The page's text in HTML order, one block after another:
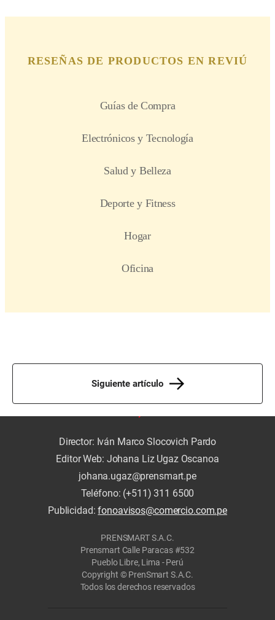
Siguiente artículo
Director: Iván Marco Slocovich Pardo
Editor Web: Johana Liz Ugaz Oscanoa
johana.ugaz@prensmart.pe
Teléfono: (+511) 311 6500
Publicidad:fonoavisos@comercio.com.pe
PRENSMART S.A.C.
Prensmart Calle Paracas #532
Pueblo Libre, Lima - Perú
Copyright © PrenSmart S.A.C.
Todos los derechos reservados